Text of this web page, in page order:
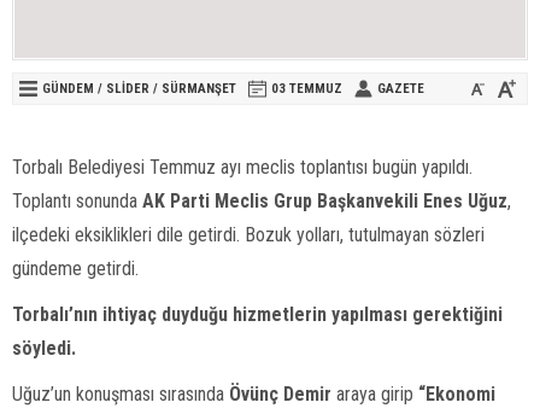
GÜNDEM / SLİDER / SÜRMANŞET 03 TEMMUZ GAZETE
Torbalı Belediyesi Temmuz ayı meclis toplantısı bugün yapıldı.
Toplantı sonunda AK Parti Meclis Grup Başkanvekili Enes Uğuz,
ilçedeki eksiklikleri dile getirdi. Bozuk yolları, tutulmayan sözleri
gündeme getirdi.
Torbalı’nın ihtiyaç duyduğu hizmetlerin yapılması gerektiğini
söyledi.
Uğuz’un konuşması sırasında Övünç Demir araya girip “Ekonomi